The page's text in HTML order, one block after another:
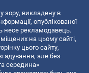
зору, викладену в
опублікованої
несе рекламодавець.
на цьому сайті,
цього сайту,
але без
середина»